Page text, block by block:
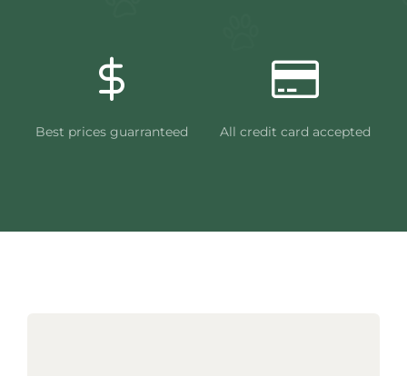
Best prices guarranteed All credit card accepted